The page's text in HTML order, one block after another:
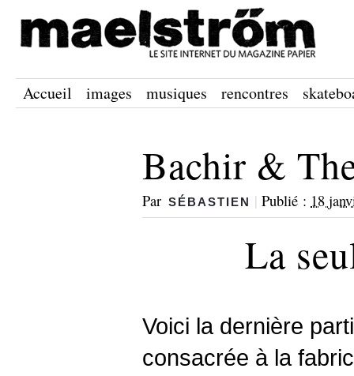
Accueil images musiques rencontres
Bachir &
Par SÉBASTIEN | Publié : 18
La
Voici la dernière
consacrée à la